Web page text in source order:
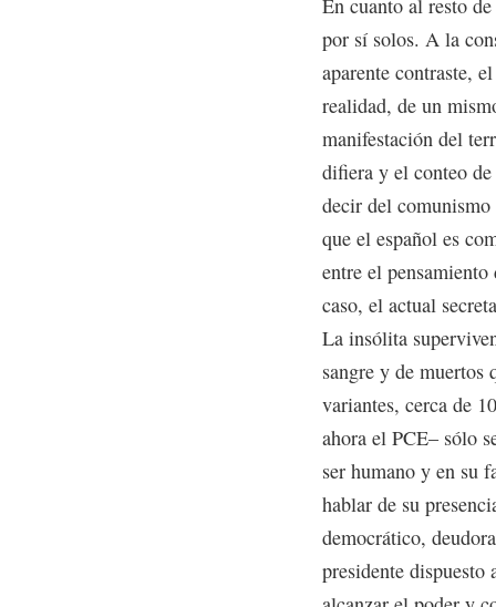
En cuanto al resto
por sí solos. A la
aparente contraste,
realidad, de un
manifestación del
difiera y el conteo
decir del comunismo
que el español es
entre el
caso, el actual
La insólita
sangre y de muertos
variantes, cerca de
ahora el PCE– sólo
ser humano y en su
hablar de su
democrático,
presidente dispuesto